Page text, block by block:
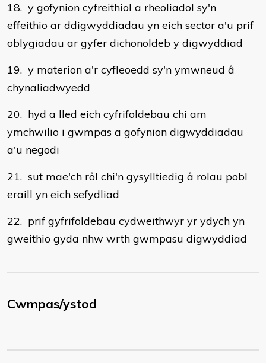
18. y gofynion cyfreithiol a rheoliadol sy'n
effeithio ar ddigwyddiadau yn eich sector a'u prif
oblygiadau ar gyfer dichonoldeb y digwyddiad
19. y materion a'r cyfleoedd sy'n ymwneud â
chynaliadwyedd
20. hyd a lled eich cyfrifoldebau chi am
ymchwilio i gwmpas a gofynion digwyddiadau
a'u negodi
21. sut mae'ch rôl chi'n gysylltiedig â rolau pobl
eraill yn eich sefydliad
22. prif gyfrifoldebau cydweithwyr yr ydych yn
gweithio gyda nhw wrth gwmpasu digwyddiad
Cwmpas/ystod